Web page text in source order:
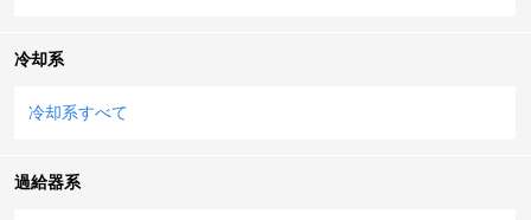
冷却系
冷却系すべて
過給器系